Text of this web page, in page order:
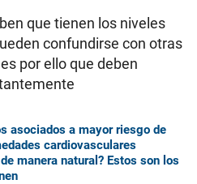
que tienen los niveles
confundirse con otras
por ello que deben
asociados a mayor riesgo de
cardiovasculares
manera natural? Estos son los